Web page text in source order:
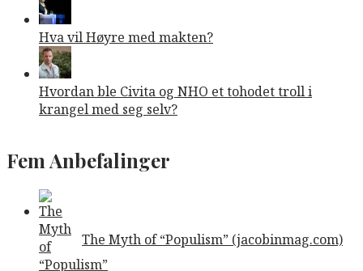
Hva vil Høyre med makten?
Hvordan ble Civita og NHO et tohodet troll i
krangel med seg selv?
Fem Anbefalinger
The Myth of “Populism” (jacobinmag.com)